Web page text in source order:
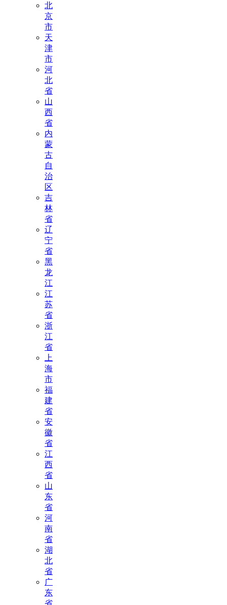
北
京
市
天
津
市
河
北
省
山
西
省
内
蒙
古
自
治
区
吉
林
省
辽
宁
省
黑
龙
江
江
苏
省
浙
江
省
上
海
市
福
建
省
安
徽
省
江
西
省
山
东
省
河
南
省
湖
北
省
广
东
省